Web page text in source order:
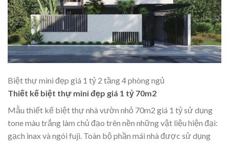
Biệt thự mini đẹp giá 1 tỷ 2 tầng 4 phòng ngủ
Thiết kế biệt thự mini đẹp giá 1 tỷ 70m2
Mẫu thiết kế biệt thự nhà vườn nhỏ 70m2 giá 1 tỷ sử dụng
tone màu trắng làm chủ đạo trên nền những vật liệu hiện đại:
gạch inax và ngói fuji. Toàn bộ phần mái nhà được sử dụng